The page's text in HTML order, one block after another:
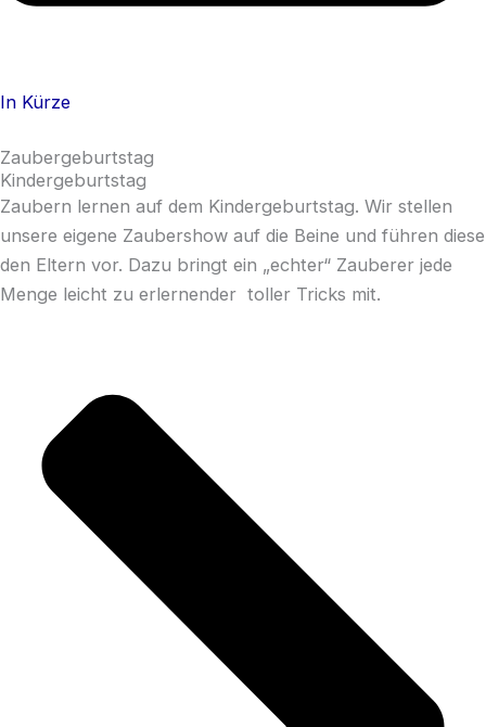
In Kürze
Zaubergeburtstag
Kindergeburtstag
Zaubern lernen auf dem Kindergeburtstag. Wir stellen
unsere eigene Zaubershow auf die Beine und führen diese
den Eltern vor. Dazu bringt ein „echter“ Zauberer jede
Menge leicht zu erlernender toller Tricks mit.